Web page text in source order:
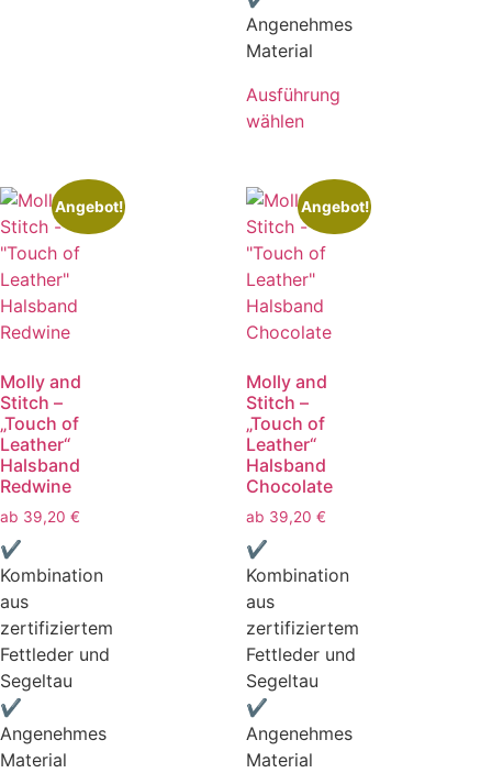
Angenehmes
Material
Ausführung
wählen
Angebot!
Molly and
Stitch –
„Touch of
Leather“
Halsband
Redwine
ab 39,20 €
✔
Kombination
aus
zertifiziertem
Fettleder und
Segeltau
✔
Angenehmes
Material
Angebot!
Molly and
Stitch –
„Touch of
Leather“
Halsband
Chocolate
ab 39,20 €
✔
Kombination
aus
zertifiziertem
Fettleder und
Segeltau
✔
Angenehmes
Material